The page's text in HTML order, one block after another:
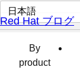
ペ
ー
Red Hat ブログ
By
product